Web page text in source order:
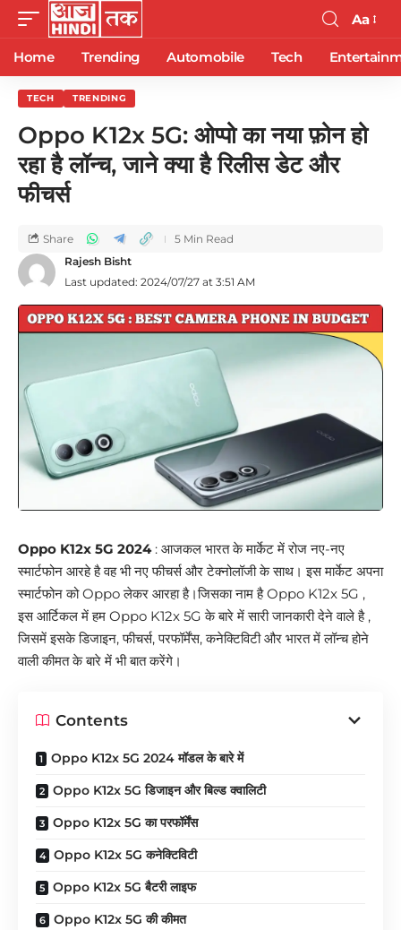
Aa
Home Trending Automobile Tech
TECH TRENDING
Oppo K12x 5G: ओप्पो का नया फ़ोन हो
रहा है लॉन्च, जाने क्या है रिलीस डेट और
फीचर्स
Last updated: 2024/07/27 at 3:51 AM
Rajesh Bisht
Share 5 Min Read
Oppo K12x 5G 2024 : आजकल भारत के मार्केट में रोज नए-नए
स्मार्टफोन आरहे है वह भी नए फीचर्स और टेक्नोलॉजी के साथ। इस मार्केट अपना
स्मार्टफोन को Oppo लेकर आरहा है।जिसका नाम है Oppo K12x 5G ,
इस आर्टिकल में हम Oppo K12x 5G के बारे में सारी जानकारी देने वाले है ,
जिसमें इसके डिजाइन, फीचर्स, परफॉर्मेंस, कनेक्टिविटी और भारत में लॉन्च होने
वाली कीमत के बारे में भी बात करेंगे।
Contents
Oppo K12x 5G 2024 मॉडल के बारे में
Oppo K12x 5G डिजाइन और बिल्ड क्वालिटी
Oppo K12x 5G का परफॉर्मेंस
Oppo K12x 5G कनेक्टिविटी
Oppo K12x 5G बैटरी लाइफ
Oppo K12x 5G की कीमत